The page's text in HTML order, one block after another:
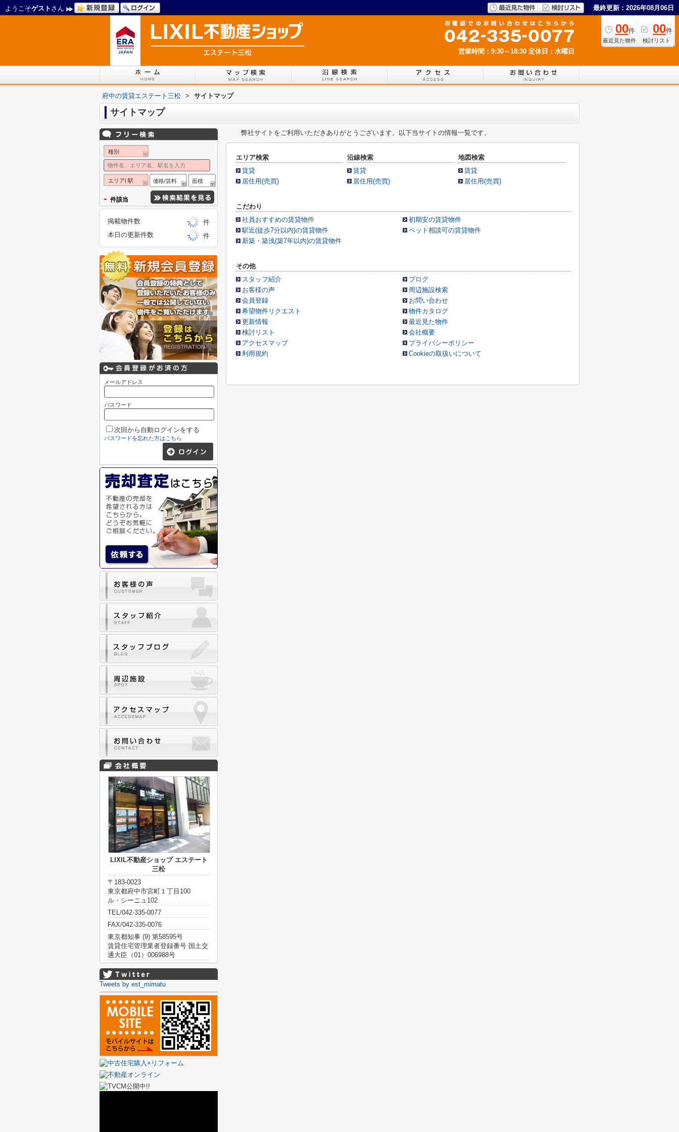
ようこそゲスト さん 最終更新：2026年08月06日
00件
最近見た物件
00件
検討リスト
営業時間：9:30～18:30 定休日：水曜日
府中の賃貸エステート三松 > サイトマップ
サイトマップ
弊社サイトをご利用いただきありがとうございます。以下当サイトの情報一覧です。
エリア検索
賃貸
居住用(売買)
沿線検索
賃貸
居住用(売買)
地図検索
賃貸
居住用(売買)
こだわり
社員おすすめの賃貸物件
初期安の賃貸物件
駅近(徒歩7分以内)の賃貸物件
ペット相談可の賃貸物件
新築・築浅(築7年以内)の賃貸物件
その他
スタッフ紹介
ブログ
お客様の声
周辺施設検索
会員登録
お問い合わせ
希望物件リクエスト
物件カタログ
更新情報
最近見た物件
検討リスト
会社概要
アクセスマップ
プライバシーポリシー
利用規約
Cookieの取扱いについて
種別
エリア| 駅 価格/賃料 面積
- 件該当
掲載物件数
件
本日の更新件数
件
メールアドレス
パスワード
次回から自動ログインをする
パスワードを忘れた方はこちら
LIXIL不動産ショップ エステート
三松
〒183-0023
東京都府中市宮町１丁目100
ル・シーニュ102
TEL/042-335-0077
FAX/042-335-0076
東京都知事 (9) 第58595号
賃貸住宅管理業者登録番号 国土交
通大臣（01）006988号
Tweets by est_mimatu